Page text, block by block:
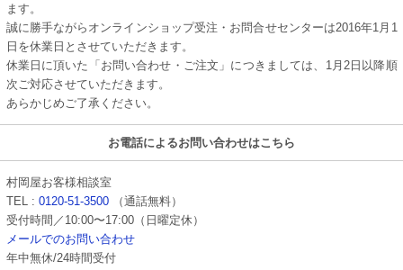
ます。
誠に勝手ながらオンラインショップ受注・お問合せセンターは2016年1月1
日を休業日とさせていただきます。
休業日に頂いた「お問い合わせ・ご注文」につきましては、1月2日以降順
次ご対応させていただきます。
あらかじめご了承ください。
お電話によるお問い合わせはこちら
村岡屋お客様相談室
TEL : 0120-51-3500（通話無料）
受付時間／10:00〜17:00（日曜定休）
メールでのお問い合わせ
年中無休/24時間受付